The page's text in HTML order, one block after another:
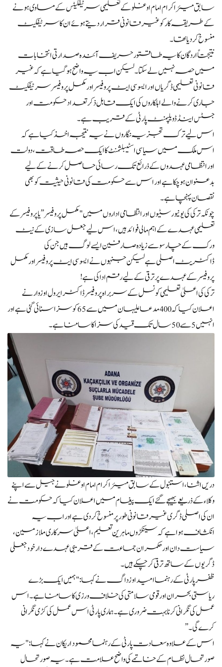
سابق میئر اکرام امام اوغلو کے تعلیمی سرٹیفکیٹس کے مساوی ہونے
کے طریقہ کار کو غیر قانونی قرار دیتے ہوئے ان کا سرٹیفکیٹ
منسوخ کر دیا تھا۔
نتیجتاً اردگان کا یہ طاقتور حریف آئندہ صدارتی انتخابات
میں حصہ نہیں لے سکتا۔ لیکن اب یہ واضح ہو گیا ہے کہ غیر
قانونی تعلیمی ڈگریاں اور ایسوسی ایٹ پروفیسر اور مکمل پروفیسر سرٹیفکیٹ
جاری کرنے والے اہلکاروں کی ایک قابل ذکر تعداد حکومت اور
جسٹس اینڈ ڈویلپمنٹ پارٹی کے قریب ہے۔
اس لیے ترک تجزیہ نگاروں نے یہ نتیجہ اخذ کیا ہے کہ
اس ملک میں سیاسی اسٹیبلشمنٹ کا ایک حصہ طاقت، دولت
اور انتظامی عہدوں کے ذرائع تک رسائی حاصل کرنے کے لیے
بدعنوان ہو چکا ہے اور اس سے حکومت کی قانونی حیثیت کو بھی
نقصان پہنچا ہے۔
چونکہ ترکی کی یونیورسٹیوں اور انتظامی اداروں میں "مکمل پروفیسر” یا پروفیسر کے
تعلیمی عہدے کے اہم مالی فوائد ہیں، اس لیے جعل سازی کے نیٹ
ورک کے چار سو سے زیادہ صارفین ایسے لوگ ہیں جن کی
ڈاکٹریٹ اصلی ہے لیکن جنہوں نے ایسوسی ایٹ پروفیسر اور مکمل
پروفیسر کے عہدے پر ترقی کے لیے رقم ادا کی ہے!
ترکی کی اعلیٰ تعلیمی کونسل کے سربراہ پروفیسر ڈاکٹر ایرول اوزوار نے
اعلان کیا کہ 400 مدعا علیہان میں سے 65 کو سزا سنائی گئی ہے اور
انہیں 5 سے 50 سال تک قید کی سزا کا سامنا ہے۔
دریں اثنا، استنبول کے سابق میئر اکرام امام اوغلو نے جیل سے اپنے
وکلاء کے ذریعے بھیجے گئے ایک پیغام میں اعلان کیا کہ حکومت نے
ان کی اصلی ڈگری غیر قانونی طور پر منسوخ کر دی ہے اور اب یہ
انکشاف ہوا ہے کہ سینکڑوں ماہرین تعلیم، اعلیٰ سرکاری ملازمین،
سیاست دان اور حکمران جماعت کے قریبی عہدے دار خود جعلی
ڈگریوں کے ساتھ ترقی کر چکے ہیں۔
ظفر پارٹی کے رہنما امید اوزداگ نے کہا: "ہمیں ایک بڑے
ریاستی بحران اور قومی سلامتی کی خلاف ورزی کا سامنا ہے۔ اس
عمل کی نگرانی کرنا بہت ضروری ہے۔ ہماری پارٹی اس عمل کی کڑی نگرانی
کرے گی۔”
اس کے علاوہ سعادت پارٹی کے رہنما محمود اریکان نے کہا: "یہ
صورتحال نظام کے خاتمے کی واضح علامت ہے۔ یہ صورتحال